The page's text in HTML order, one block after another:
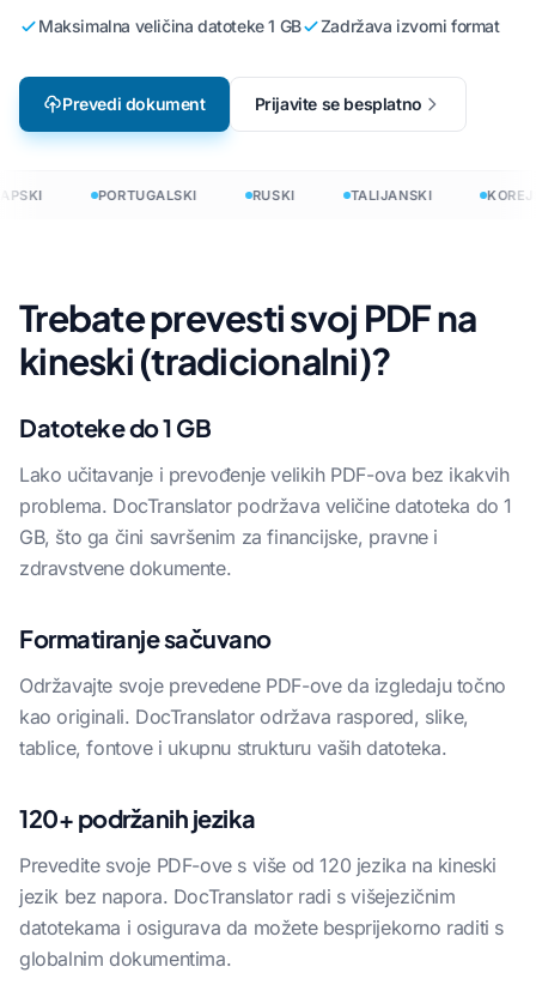
Maksimalna veličina datoteke 1 GB Zadržava izvorni format
Prevedi dokument Prijavite se besplatno
PORTUGALSKI RUSKI TALIJANSKI
Trebate prevesti svoj PDF na
kineski (tradicionalni)?
Datoteke do 1 GB
Lako učitavanje i prevođenje velikih PDF-ova bez ikakvih
problema. DocTranslator podržava veličine datoteka do 1
GB, što ga čini savršenim za financijske, pravne i
zdravstvene dokumente.
Formatiranje sačuvano
Održavajte svoje prevedene PDF-ove da izgledaju točno
kao originali. DocTranslator održava raspored, slike,
tablice, fontove i ukupnu strukturu vaših datoteka.
120+ podržanih jezika
Prevedite svoje PDF-ove s više od 120 jezika na kineski
jezik bez napora. DocTranslator radi s višejezičnim
datotekama i osigurava da možete besprijekorno raditi s
globalnim dokumentima.